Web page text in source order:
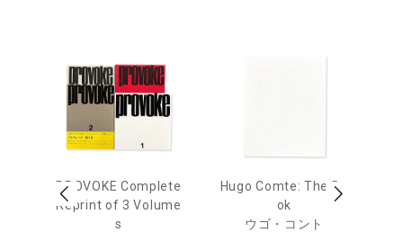
PROVOKE Complete
Reprint of 3 Volume
s
Hugo Comte: The Bo
ok
ウゴ・コント